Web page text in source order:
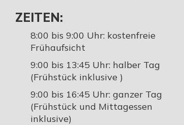
ZEITEN:
8:00 bis 9:00 Uhr: kostenfreie
Frühaufsicht
9:00 bis 13:45 Uhr: halber Tag
(Frühstück inklusive )
9:00 bis 16:45 Uhr: ganzer Tag
(Frühstück und Mittagessen
inklusive)